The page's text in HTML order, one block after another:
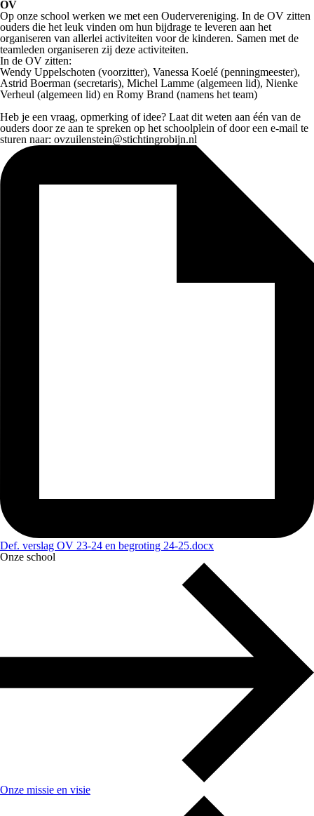
OV
Op onze school werken we met een Oudervereniging. In de OV zitten
ouders die het leuk vinden om hun bijdrage te leveren aan het
organiseren van allerlei activiteiten voor de kinderen. Samen met de
teamleden organiseren zij deze activiteiten.
​In de OV zitten:
​Wendy Uppelschoten (voorzitter), Vanessa Koelé (penningmeester),
Astrid Boerman (secretaris), Michel Lamme (algemeen lid), Nienke
Verheul (algemeen lid) en Romy Brand (namens het team)
​Heb je een vraag, opmerking of idee? Laat dit weten aan één van de
ouders door ze aan te spreken op het schoolplein of door een e-mail te
sturen naar: ovzuilenstein@stichtingrobijn.nl
Def. verslag OV 23-24 en begroting 24-25.docx
Onze school
Onze missie en visie